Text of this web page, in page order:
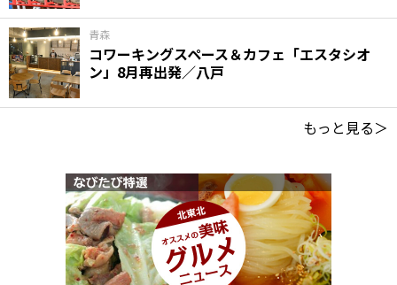
青森
コワーキングスペース＆カフェ「エスタシオ
ン」8月再出発／八戸
もっと見る＞